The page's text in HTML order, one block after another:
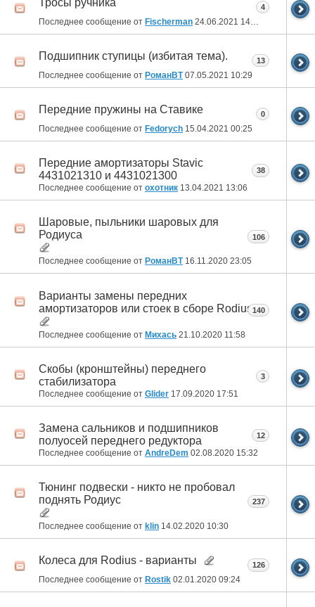
Тросы ручника
Последнее сообщение от Fischerman 24.06.2021 14:42
4
Подшипник ступицы (избитая тема).
Последнее сообщение от РоманВТ07.05.2021 10:29
13
Передние пружины на Ставике
Последнее сообщение от Fedorych 15.04.2021 00:25
0
Передние амортизаторы Stavic
4431021310 и 4431021300
Последнее сообщение от охотник 13.04.2021 13:06
38
Шаровые, пыльники шаровых для
Родиуса
Последнее сообщение от РоманВТ16.11.2020 23:05
106
Варианты замены передних
амортизаторов или стоек в сборе Rodius
Последнее сообщение от Михась 21.10.2020 11:58
140
Скобы (кронштейны) переднего
стабилизатора
Последнее сообщение от Glider 17.09.2020 17:51
3
Замена сальников и подшипников
полуосей переднего редуктора
Последнее сообщение от AndreDem 02.08.2020 15:32
12
Тюнинг подвески - никто не пробовал
поднять Родиус
Последнее сообщение от klin 14.02.2020 10:30
237
Колеса для Rodius - варианты
Последнее сообщение от Rostik 02.01.2020 09:24
126